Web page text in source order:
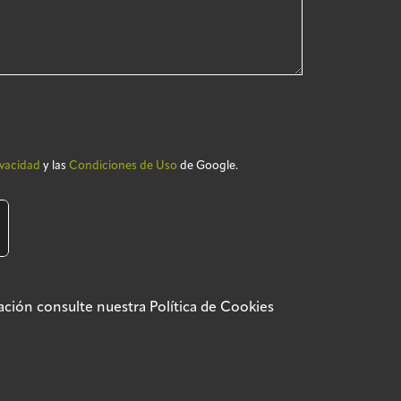
y las Condiciones de Uso de Google.
consulte nuestra Política de Cookies